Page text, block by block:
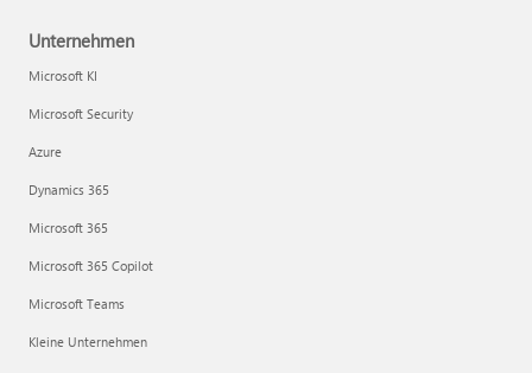
Unternehmen
Microsoft KI
Microsoft Security
Azure
Dynamics 365
Microsoft 365
Microsoft 365 Copilot
Microsoft Teams
Kleine Unternehmen